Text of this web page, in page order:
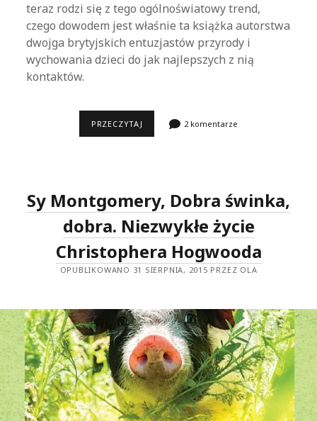
teraz rodzi się z tego ogólnoświatowy trend,
czego dowodem jest właśnie ta książka autorstwa
dwojga brytyjskich entuzjastów przyrody i
wychowania dzieci do jak najlepszych z nią
kontaktów.
PRZECZYTAJ
DLA
KAŻDEGO.
ZAPRZYJAŹNIJ
SIĘ
Z
NATURĄ
2 komentarze
Sy Montgomery, Dobra świnka,
dobra. Niezwykłe życie
Christophera Hogwooda
OPUBLIKOWANO 31 SIERPNIA, 2015 PRZEZ OLA